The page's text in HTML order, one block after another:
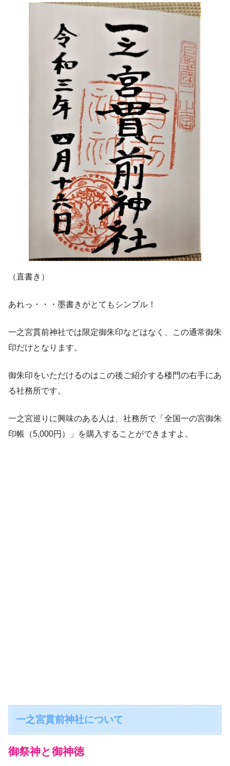
（直書き）
あれっ・・・墨書きがとてもシンプル！
一之宮貫前神社では限定御朱印などはなく、この通常御朱
印だけとなります。
御朱印をいただけるのはこの後ご紹介する楼門の右手にあ
る社務所です。
一之宮巡りに興味のある人は、社務所で「全国一の宮御朱
印帳（5,000円）」を購入することができますよ。
一之宮貫前神社について
御祭神と御神徳